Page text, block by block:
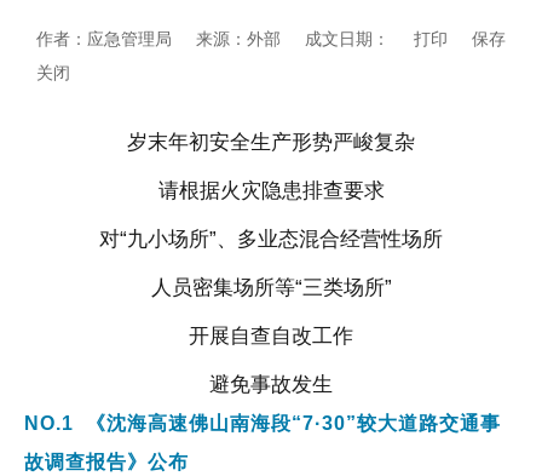
作者：应急管理局 来源：外部 成文日期： 打印
保存
关闭
岁末年初安全生产形势严峻复杂
请根据火灾隐患排查要求
对“九小场所”、多业态混合经营性场所
人员密集场所等“三类场所”
开展自查自改工作
避免事故发生
NO.1
《沈海高速佛山南海段“7·30”较大道路交通事
故调查报告》公布